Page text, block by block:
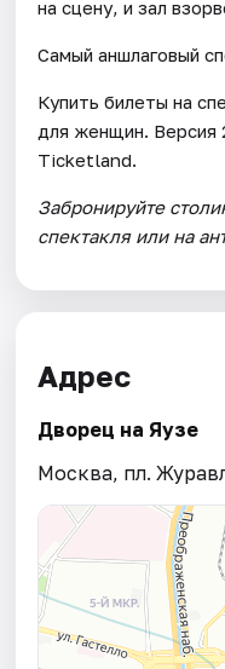
на сцену, и зал
Самый аншлаговый
Купить билеты на
для женщин. Версия
Ticketland.
Забронируйте
спектакля или на
Адрес
Дворец на Яузе
Москва, пл.